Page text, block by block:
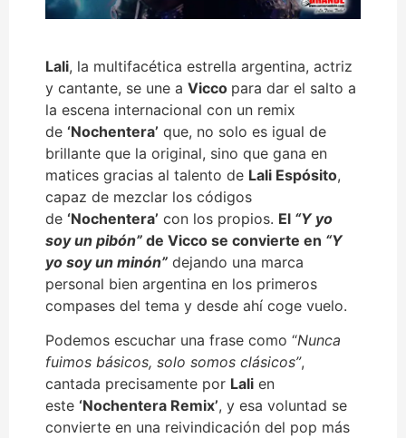
Lali, la multifacética estrella argentina, actriz
y cantante, se une a Vicco para dar el salto a
la escena internacional con un remix
de ‘Nochentera’ que, no solo es igual de
brillante que la original, sino que gana en
matices gracias al talento de Lali Espósito,
capaz de mezclar los códigos
de ‘Nochentera’ con los propios. El “Y yo
soy un pibón” de Vicco se convierte en “Y
yo soy un minón” dejando una marca
personal bien argentina en los primeros
compases del tema y desde ahí coge vuelo.
Podemos escuchar una frase como “Nunca
fuimos básicos, solo somos clásicos”,
cantada precisamente por Lali en
este ‘Nochentera Remix’, y esa voluntad se
convierte en una reivindicación del pop más